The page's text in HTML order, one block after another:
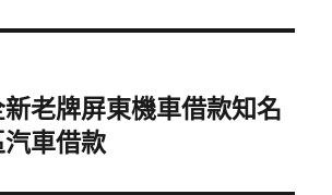
老牌屏東機車借款知名
車借款